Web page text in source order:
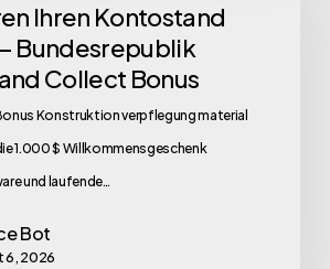
Ihren Kontostand
Bundesrepublik
Collect Bonus
Konstruktion verpflegung material
1.000 $ Willkommensgeschenk
und laufende…
Bot
6, 2026